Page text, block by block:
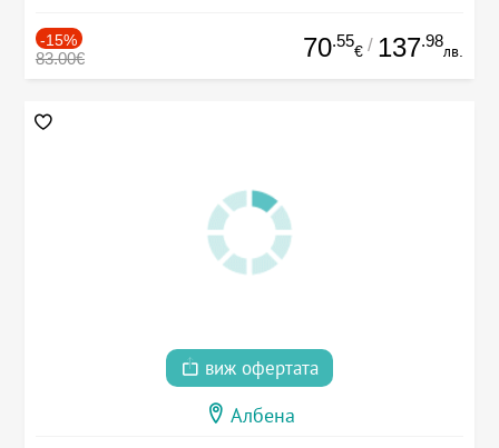
-15%
83.00€ 70.55
€ / 137.98
лв.
виж офертата
Албена